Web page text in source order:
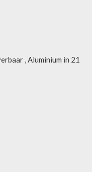
, Aluminium in 21